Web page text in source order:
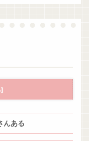
んある